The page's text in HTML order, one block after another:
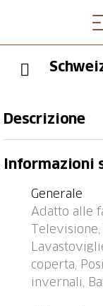
Descrizione
ferroviaria
Informazioni
Generale
Adatto alle
Televisione,
coperta,
invernali,